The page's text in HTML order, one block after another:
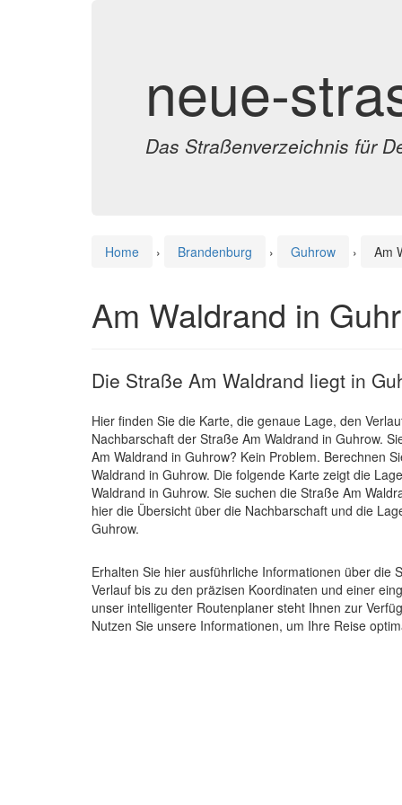
neue-
Das Straßenverzeichnis für
Home › Brandenburg › Guhrow › Am
Am Waldrand in
Die Straße Am Waldrand liegt in
Hier finden Sie die Karte, die genaue Lage, den
Nachbarschaft der Straße Am Waldrand in Guhrow.
Am Waldrand in Guhrow? Kein Problem. Berechnen
Waldrand in Guhrow. Die folgende Karte zeigt die
Waldrand in Guhrow. Sie suchen die Straße Am
hier die Übersicht über die Nachbarschaft und die
Guhrow.
Erhalten Sie hier ausführliche Informationen über
Verlauf bis zu den präzisen Koordinaten und einer
unser intelligenter Routenplaner steht Ihnen zur
Nutzen Sie unsere Informationen, um Ihre Reise